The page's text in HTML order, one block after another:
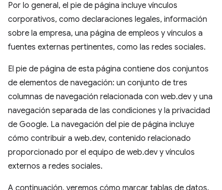
Por lo general, el pie de página incluye vínculos
corporativos, como declaraciones legales, información
sobre la empresa, una página de empleos y vínculos a
fuentes externas pertinentes, como las redes sociales.
El pie de página de esta página contiene dos conjuntos
de elementos de navegación: un conjunto de tres
columnas de navegación relacionada con web.dev y una
navegación separada de las condiciones y la privacidad
de Google. La navegación del pie de página incluye
cómo contribuir a web.dev, contenido relacionado
proporcionado por el equipo de web.dev y vínculos
externos a redes sociales.